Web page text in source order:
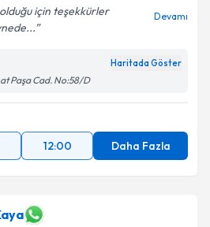
için teşekkürler
Devamı
Haritada Göster
Paşa Cad. No:58/D
12:00 Daha Fazla